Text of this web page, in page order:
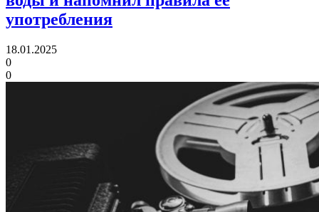
употребления
18.01.2025
0
0